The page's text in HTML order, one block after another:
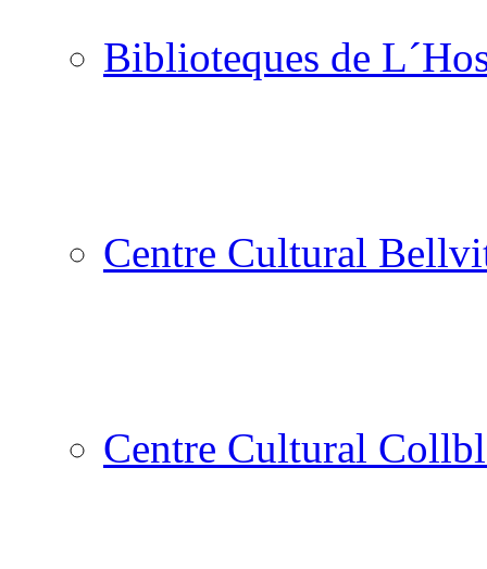
Biblioteques de
Centre Cultural
Centre Cultural